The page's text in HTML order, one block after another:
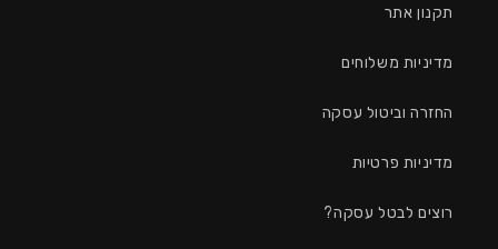
תקנון אתר
מדיניות משלוחים
החזרה וביטול עסקה
מדיניות פרטיות
רוצים לבטל עסקה?